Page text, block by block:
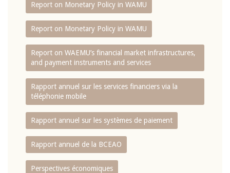
Report on Monetary Policy in WAMU
Report on Monetary Policy in WAMU
Report on WAEMU’s financial market infrastructures,
and payment instruments and services
Rapport annuel sur les services financiers via la
téléphonie mobile
Rapport annuel sur les systèmes de paiement
Rapport annuel de la BCEAO
Perspectives économiques